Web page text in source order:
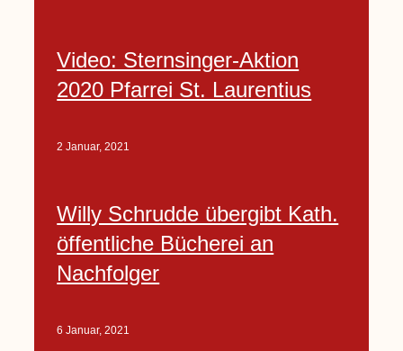
Video: Sternsinger-Aktion
2020 Pfarrei St. Laurentius
2 Januar, 2021
Willy Schrudde übergibt Kath.
öffentliche Bücherei an
Nachfolger
6 Januar, 2021